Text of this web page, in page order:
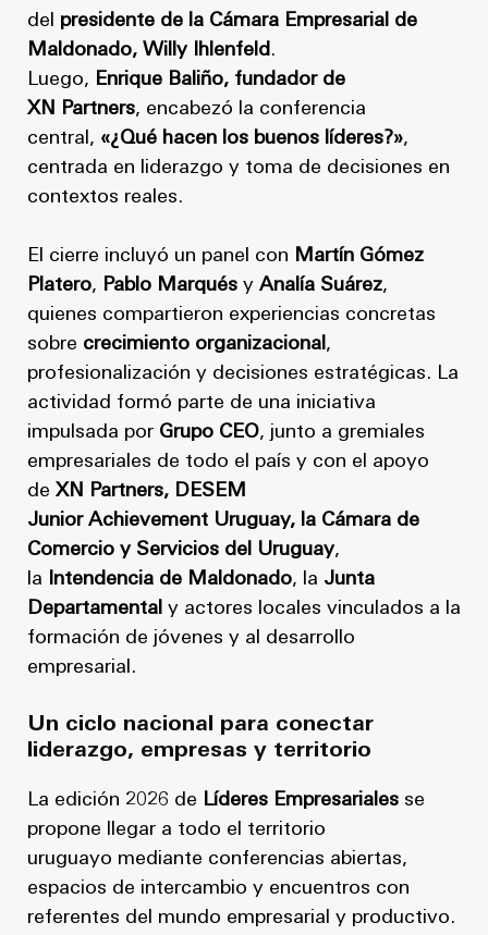
del presidente de la Cámara Empresarial de
Maldonado, Willy Ihlenfeld.
Luego, Enrique Baliño, fundador de
XN Partners, encabezó la conferencia
central, «¿Qué hacen los buenos líderes?»,
centrada en liderazgo y toma de decisiones en
contextos reales.
El cierre incluyó un panel con Martín Gómez
Platero, Pablo Marqués y Analía Suárez,
quienes compartieron experiencias concretas
sobre crecimiento organizacional,
profesionalización y decisiones estratégicas. La
actividad formó parte de una iniciativa
impulsada por Grupo CEO, junto a gremiales
empresariales de todo el país y con el apoyo
de XN Partners, DESEM
Junior Achievement Uruguay, la Cámara de
Comercio y Servicios del Uruguay,
la Intendencia de Maldonado, la Junta
Departamental y actores locales vinculados a la
formación de jóvenes y al desarrollo
empresarial.
Un ciclo nacional para conectar
liderazgo, empresas y territorio
La edición 2026 de Líderes Empresariales se
propone llegar a todo el territorio
uruguayo mediante conferencias abiertas,
espacios de intercambio y encuentros con
referentes del mundo empresarial y productivo.